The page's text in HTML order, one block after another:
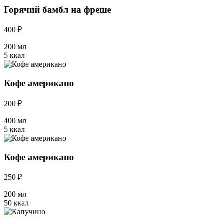
Горячий бамбл на фреше
400 ₽
200 мл
5 ккал
Кофе американо
200 ₽
400 мл
5 ккал
Кофе американо
250 ₽
200 мл
50 ккал